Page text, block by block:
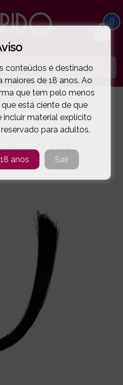
0
ANAIS
- 55CM
conteúdos é destinado
de 18 anos. Ao
que tem pelo menos
está ciente de que
material explícito
para adultos.
anos Sair